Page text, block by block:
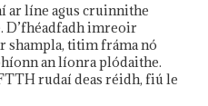
ar líne agus cruinnithe
D’fhéadfadh imreoir
titim fráma nó
an líonra plódaithe.
rudaí deas réidh, fiú le